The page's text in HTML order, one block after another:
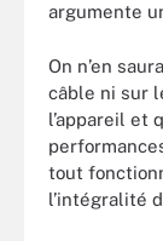
argumente
On n’en
câble ni sur
l’appareil et
tout
l’intégralité